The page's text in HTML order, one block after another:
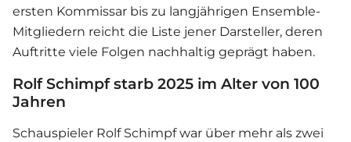
ersten Kommissar bis zu langjährigen Ensemble-
Mitgliedern reicht die Liste jener Darsteller, deren
Auftritte viele Folgen nachhaltig geprägt haben.
Rolf Schimpf starb 2025 im Alter von 100
Jahren
Schauspieler Rolf Schimpf war über mehr als zwei